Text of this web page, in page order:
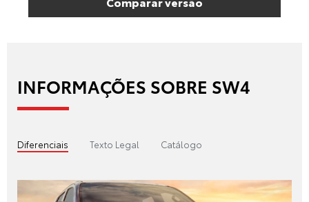
INFORMAÇÕES SOBRE SW4
Diferenciais Texto Legal Catálogo